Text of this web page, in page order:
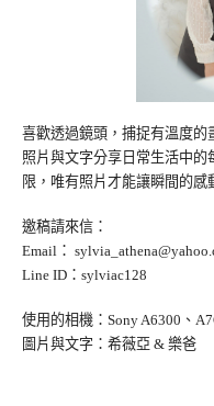
喜歡透過鏡頭，捕捉有溫度的
照片與文字分享日常生活中
限，唯有照片才能讓瞬間的感
邀稿請來信：
Email：
Line ID：sylviac128
使用的相機：Sony A6300、
圖片與文字：希薇亞 & 樂爸